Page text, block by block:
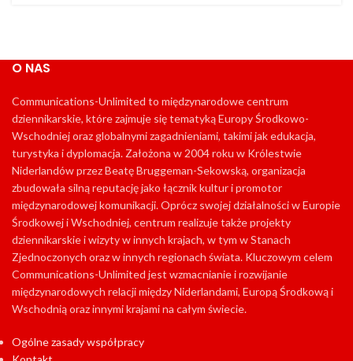
O NAS
Communications-Unlimited to międzynarodowe centrum
dziennikarskie, które zajmuje się tematyką Europy Środkowo-
Wschodniej oraz globalnymi zagadnieniami, takimi jak edukacja,
turystyka i dyplomacja. Założona w 2004 roku w Królestwie
Niderlandów przez Beatę Bruggeman-Sekowską, organizacja
zbudowała silną reputację jako łącznik kultur i promotor
międzynarodowej komunikacji. Oprócz swojej działalności w Europie
Środkowej i Wschodniej, centrum realizuje także projekty
dziennikarskie i wizyty w innych krajach, w tym w Stanach
Zjednoczonych oraz w innych regionach świata. Kluczowym celem
Communications-Unlimited jest wzmacnianie i rozwijanie
międzynarodowych relacji między Niderlandami, Europą Środkową i
Wschodnią oraz innymi krajami na całym świecie.
Ogólne zasady współpracy